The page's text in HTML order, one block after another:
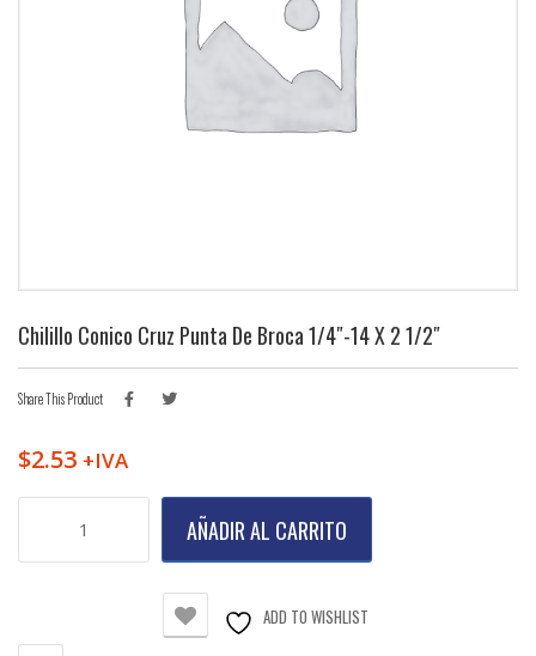
Chilillo Conico Cruz Punta De Broca 1/4″-14 X 2 1/2″
Share This Product
$2.53 +IVA
1/4"-14
AÑADIR AL CARRITO
ADD TO WISHLIST